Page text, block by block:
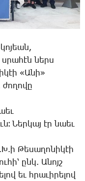
ներս
«Ա­նի»
­Ներ­կայ էր նաեւ
­Թե­սա­ղո­նի­կէի
ընկ. Ա­նոյշ
եւ հրա­ւի­րե­լով